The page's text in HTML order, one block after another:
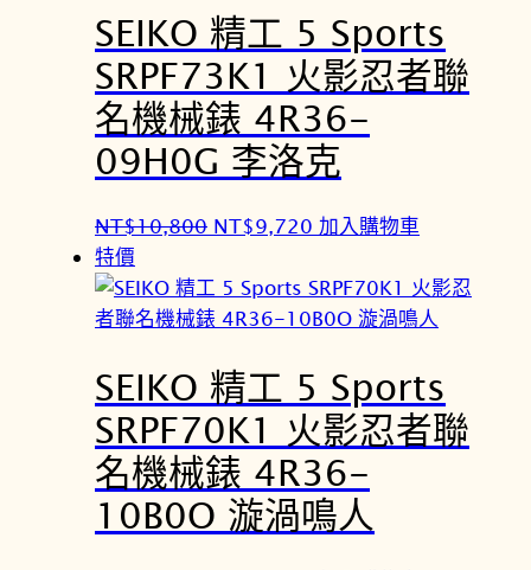
SEIKO 精工 5 Sports
SRPF73K1 火影忍者聯
名機械錶 4R36-
09H0G 李洛克
NT$10,800 原
價
格
N
T
$
1
,
NT$9,720 目
價
格
N
T
$
9
,
7
加入購物車
特價
SEIKO 精工 5 Sports
SRPF70K1 火影忍者聯
名機械錶 4R36-
10B0O 漩渦鳴人